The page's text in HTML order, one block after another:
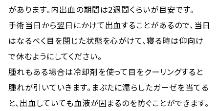
があります。内出血の期間は2週間くらいが目安です。
手術当日から翌日にかけて出血することがあるので、当日
はなるべく目を閉じた状態を心がけて、寝る時は仰向け
で休むようにしてください。
腫れもある場合は冷却剤を使って目をクーリングすると
腫れが引いていきます。まぶたに濡らしたガーゼを当てる
と、出血していても血液が固まるのを防ぐことができます。